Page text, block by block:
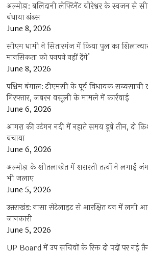
अल्मोड़ा: बलिदानी लेफ्टिनेंट बीरेश्वर के स्वजन से
बंधाया ढांढस
June 8, 2026
सीएम धामी ने सितारगंज में किया पुल का
मानसिकता को पनपने नहीं देंगे’
June 8, 2026
पश्चिम बंगाल: टीएमसी के पूर्व विधायक सब्यसाची
गिरफ्तार, जबरन वसूली के मामले में कार्रवाई
June 6, 2026
आगरा की उटंगन नदी में नहाते समय डूबे तीन, दो
बचाया
June 6, 2026
अल्मोड़ा के शीतलाखेत में शरारती तत्वों ने
भी जलाए
June 5, 2026
उत्तराखंड: नासा सेटेलाइट से आरक्षित वन में लगी
जानकारी
June 5, 2026
UP Board में उप सचिवों के रिक्त दो पदों पर नई